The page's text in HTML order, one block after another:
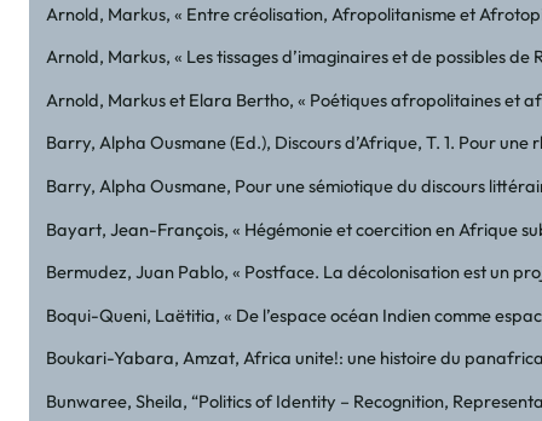
Arnold, Markus, « Entre créolisation, Afropolitanisme et
Arnold, Markus, « Les tissages d’imaginaires et de possibles
Arnold, Markus et Elara Bertho, « Poétiques afropolitaines et
Barry, Alpha Ousmane (Ed.), Discours d’Afrique, T. 1. Pour
Barry, Alpha Ousmane, Pour une sémiotique du discours
Bayart, Jean-François, « Hégémonie et coercition en Afrique
Bermudez, Juan Pablo, « Postface. La décolonisation est un
Boqui-Queni, Laëtitia, « De l’espace océan Indien comme
Boukari-Yabara, Amzat, Africa unite!: une histoire du
Bunwaree, Sheila, “Politics of Identity – Recognition,